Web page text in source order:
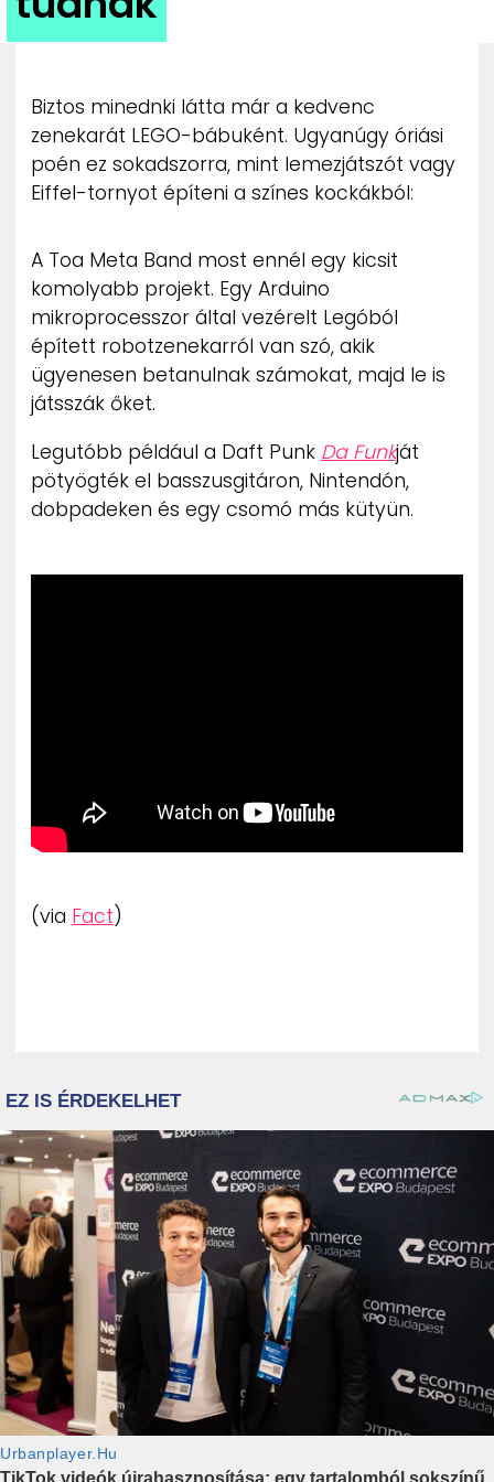
IMPRESSZUM
PR-ARCHÍVUM
ADATKEZELÉSI TÁJÉKOZTATÓ
Biztos minednki látta már a kedvenc
zenekarát LEGO-bábuként. Ugyanúgy óriási
poén ez sokadszorra, mint lemezjátszót vagy
Eiffel-tornyot építeni a színes kockákból:
A Toa Meta Band most ennél egy kicsit
komolyabb projekt. Egy Arduino
mikroprocesszor által vezérelt Legóból
épített robotzenekarról van szó, akik
ügyenesen betanulnak számokat, majd le is
játsszák őket.
Legutóbb például a Daft Punk Da Funkját
pötyögték el basszusgitáron, Nintendón,
dobpadeken és egy csomó más kütyün.
(via Fact)